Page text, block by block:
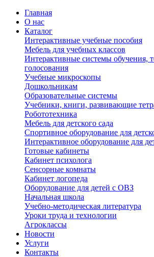
Главная
О нас
Каталог
Интерактивные учебные пособия
Мебель для учебных классов
Интерактивные системы обучения,
голосования
Учебные микроскопы
Дошкольникам
Образовательные системы
Учебники, книги, развивающие
Робототехника
Мебель для детского сада
Спортивное оборудование для
Интерактивное оборудование для
Готовые кабинеты
Кабинет психолога
Сенсорные комнаты
Кабинет логопеда
Оборудование для детей с ОВЗ
Начальная школа
Учебно-методическая литература
Уроки труда и технологии
Агроклассы
Новости
Услуги
Контакты